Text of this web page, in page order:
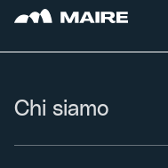
Chi siamo